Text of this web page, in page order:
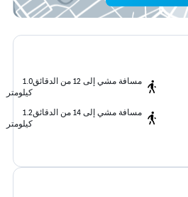
مسافة مشي إلى 12 من الدقائق
1.0
كيلومتر
مسافة مشي إلى 14 من الدقائق
1.2
كيلومتر